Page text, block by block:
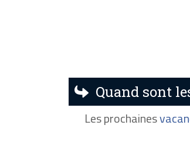
Quand sont
Les prochaines